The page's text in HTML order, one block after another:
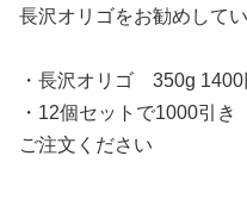
長沢オリゴをお勧めして
・長沢オリゴ 350g 1400
・12個セットで1000引き
ご注文ください